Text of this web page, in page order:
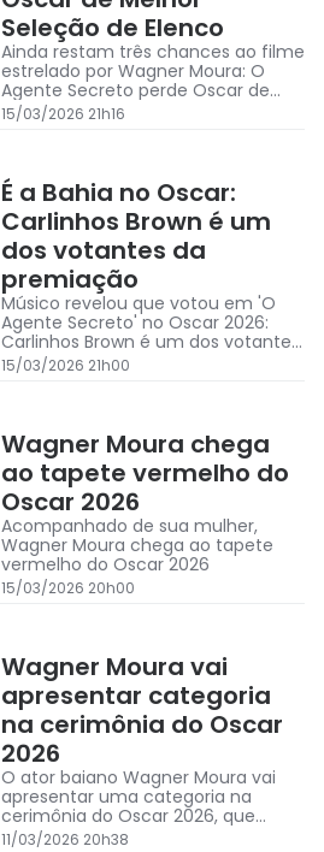
Seleção de Elenco
Ainda restam três chances ao filme
estrelado por Wagner Moura: O
Agente Secreto perde Oscar de
Melhor Seleção de Elenco
15/03/2026 21h16
É a Bahia no Oscar:
Carlinhos Brown é um
dos votantes da
premiação
Músico revelou que votou em 'O
Agente Secreto' no Oscar 2026:
Carlinhos Brown é um dos votantes
da premiação
15/03/2026 21h00
Wagner Moura chega
ao tapete vermelho do
Oscar 2026
Acompanhado de sua mulher,
Wagner Moura chega ao tapete
vermelho do Oscar 2026
15/03/2026 20h00
Wagner Moura vai
apresentar categoria
na cerimônia do Oscar
2026
O ator baiano Wagner Moura vai
apresentar uma categoria na
cerimônia do Oscar 2026, que
acontece neste domingo
11/03/2026 20h38